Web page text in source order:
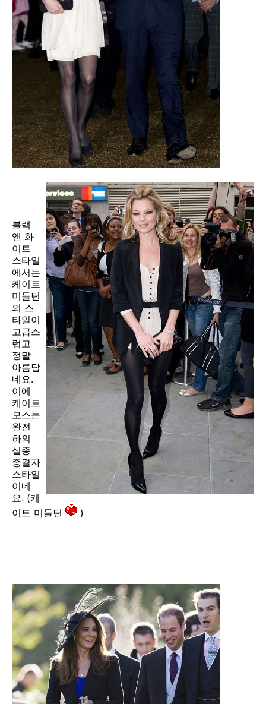
블랙
앤 화
이트
스타일
에서는
케이트
미들턴
의 스
타일이
고급스
럽고
정말
아름답
네요.
이에
케이트
모스는
완전
하의
실종
종결자
스타일
이네
요. (케
이트 미들턴
)